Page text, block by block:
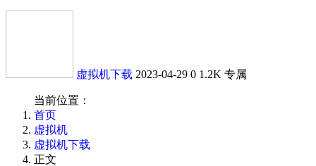
虚拟机下载 2023-04-29 0 1.2K 专属
当前位置：
首页
虚拟机
虚拟机下载
正文